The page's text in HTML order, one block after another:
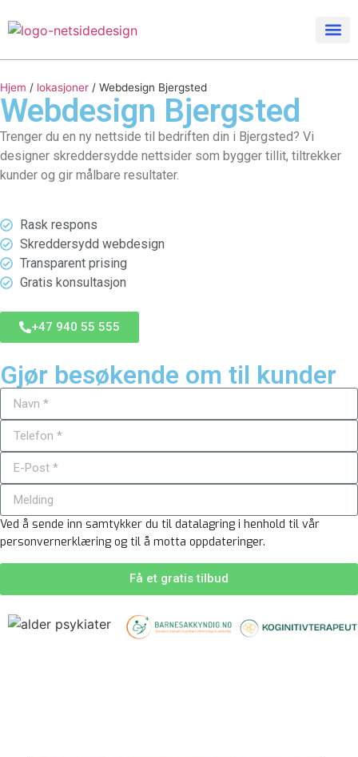
Hjem / lokasjoner / Webdesign Bjergsted
Webdesign Bjergsted
Trenger du en ny nettside til bedriften din i Bjergsted? Vi
designer skreddersydde nettsider som bygger tillit, tiltrekker
kunder og gir målbare resultater.
Rask respons
Skreddersydd webdesign
Transparent prising
Gratis konsultasjon
+47 940 55 555
Gjør besøkende om til kunder
Ved å sende inn samtykker du til datalagring i henhold til vår
personvernerklæring og til å motta oppdateringer.
Få et gratis tilbud